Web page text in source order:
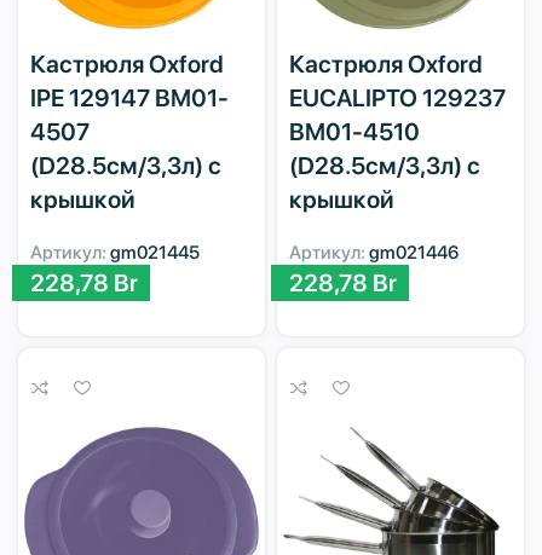
Кастрюля Oxford
IPE 129147 BM01-
4507
(D28.5см/3,3л) с
крышкой
Артикул: gm021445
228,78 Br
Кастрюля Oxford
EUCALIPTO 129237
BM01-4510
(D28.5см/3,3л) с
крышкой
Артикул: gm021446
228,78 Br